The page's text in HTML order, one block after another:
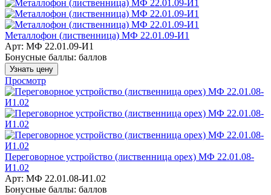
Металлофон (лиственница) МФ 22.01.09-И1
Арт: МФ 22.01.09-И1
Бонусные баллы: баллов
Узнать цену
Просмотр
Переговорное устройство (лиственница орех) МФ 22.01.08-
И1.02
Арт: МФ 22.01.08-И1.02
Бонусные баллы: баллов